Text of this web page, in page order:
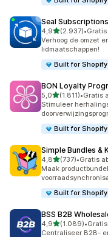
Seal
4,9van 5 sterren
(2.937)
2937 recensies in
•
Verhoog de omzet
lidmaatschappen!
Built for Shopify
BON Loyalty
5,0van 5 sterren
(1.811)
1811 recensies in
•Gratis
Stimuleer
Built for Shopify
Simple Bundles &
4,8van 5 sterren
(737)
737 recensies in
•Gratis
Maak
Built for Shopify
BSS B2B
4,9van 5 sterren
(1.089)
1089 recensies in
•
Centraliseer B2B-